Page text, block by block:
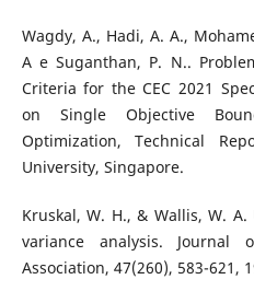
Wagdy, A., Hadi, A. A.,
A e Suganthan, P. N..
Criteria for the CEC 2021
on Single Objective
Optimization, Technical
University, Singapore.
Kruskal, W. H., & Wallis, W.
variance analysis. Journal
Association, 47(260), 583-621,